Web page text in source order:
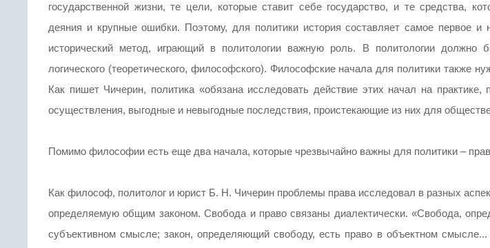
государственной жизни, те цели, которые ставит себе государство, и те средства,
деяния и крупные ошибки. Поэтому, для политики история составляет самое первое и
исторический метод, играющий в политологии важную роль. В политологии должно
логического (теоретического, философского). Философские начала для политики также
Как пишет Чичерин, политика «обязана исследовать действие этих начал на практике,
осуществления, выгодные и невыгодные последствия, проистекающие из них для
Помимо философии есть еще два начала, которые чрезвычайно важны для политики –
Как философ, политолог и юрист Б. Н. Чичерин проблемы права исследовал в разных
определяемую общим законом. Свобода и право связаны диалектически. «Свобода,
субъективном смысле; закон, определяющий свободу, есть право в объектном